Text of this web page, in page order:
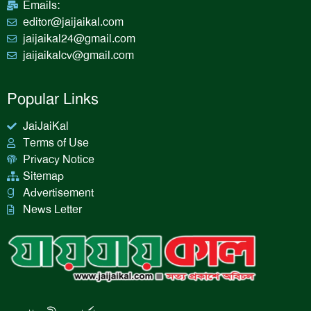
Emails:
editor@jaijaikal.com
jaijaikal24@gmail.com
jaijaikalcv@gmail.com
Popular Links
JaiJaiKal
Terms of Use
Privacy Notice
Sitemap
Advertisement
News Letter